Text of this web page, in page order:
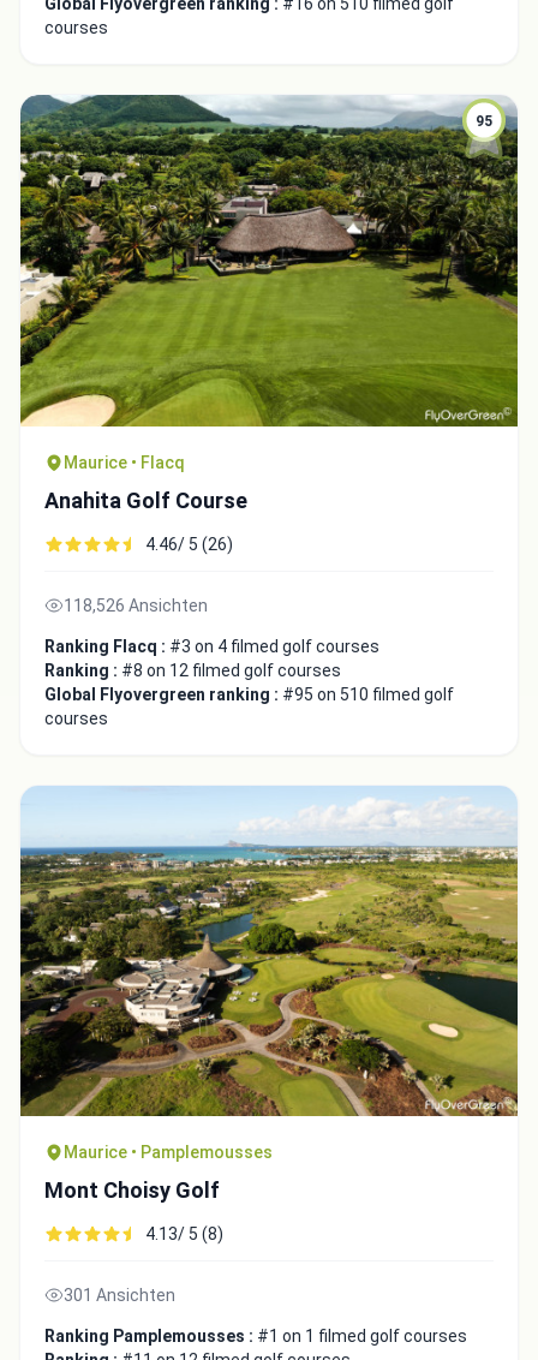
courses
95
Maurice • Flacq
Anahita Golf Course
4.46/ 5 (26)
118,526 Ansichten
Ranking Flacq : #3 on 4 filmed golf courses
Ranking : #8 on 12 filmed golf courses
Global Flyovergreen ranking : #95 on 510 filmed golf
courses
Maurice • Pamplemousses
Mont Choisy Golf
4.13/ 5 (8)
301 Ansichten
Ranking Pamplemousses : #1 on 1 filmed golf courses
Integrate video
Video choice: